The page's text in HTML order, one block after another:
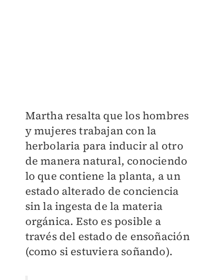
Martha resalta que los hombres
y mujeres trabajan con la
herbolaria para inducir al otro
de manera natural, conociendo
lo que contiene la planta, a un
estado alterado de conciencia
sin la ingesta de la materia
orgánica. Esto es posible a
través del estado de ensoñación
(como si estuviera soñando).